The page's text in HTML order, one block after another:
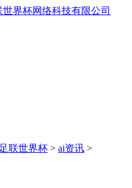
联世界杯 > ai资讯 >